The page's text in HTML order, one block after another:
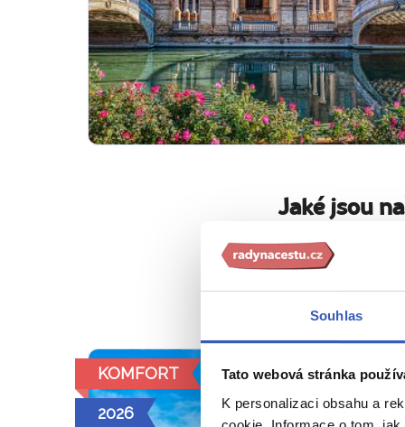
Souhlas
Tato webová stránka
K personalizaci obsahu a
Jaké jsou
V malé
Bezpečně
KOMFORT
2026